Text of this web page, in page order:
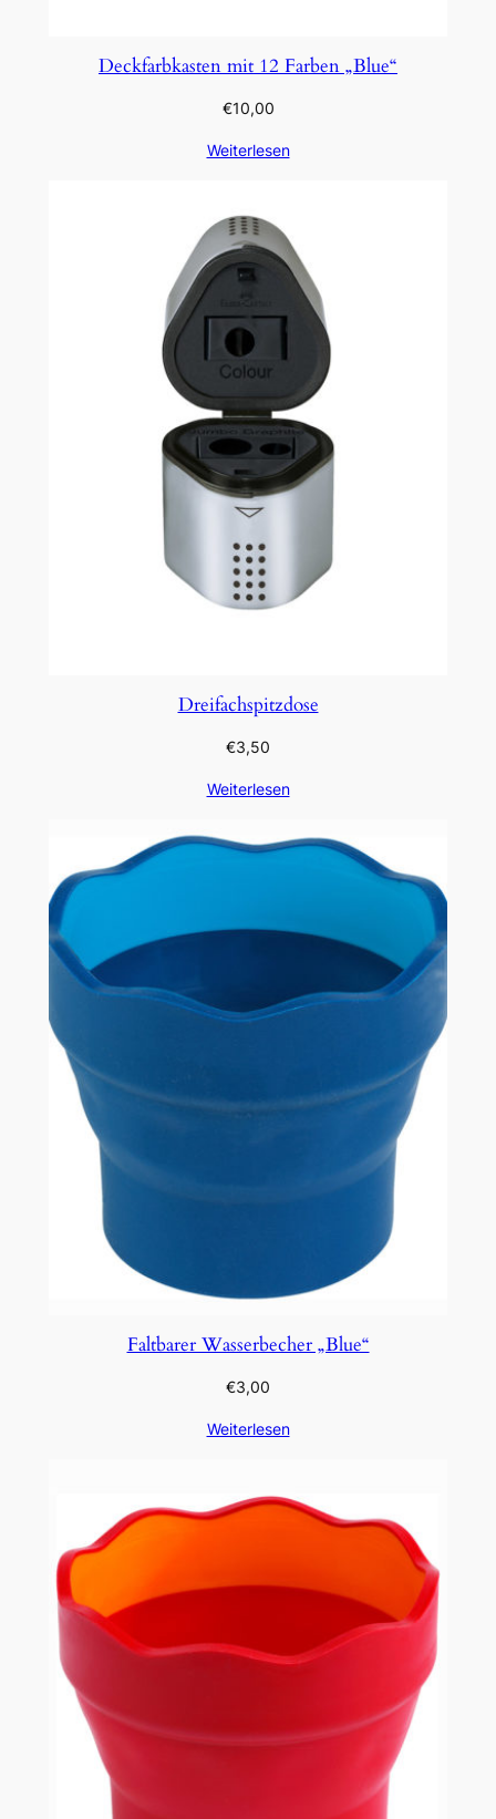
Deckfarbkasten mit 12 Farben „Blue“
€10,00
Weiterlesen
Dreifachspitzdose
€3,50
Weiterlesen
Faltbarer Wasserbecher „Blue“
€3,00
Weiterlesen